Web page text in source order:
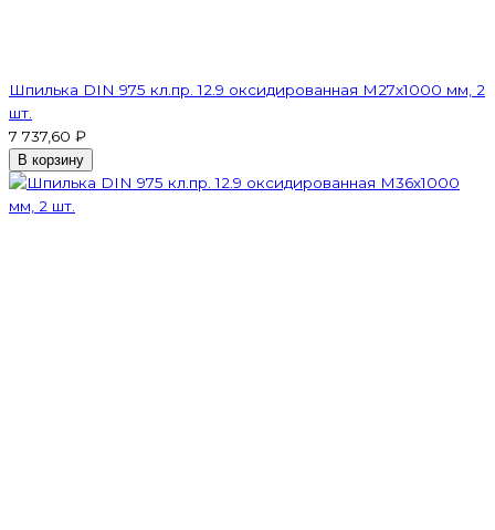
Шпилька DIN 975 кл.пр. 12.9 оксидированная M27х1000 мм, 2
шт.
7 737,60 ₽
В корзину